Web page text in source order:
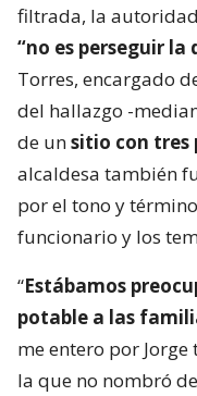
filtrada, la
“no es perseguir la
Torres, encargado
del hallazgo -
de unsitio con tres
alcaldesa también
por el tono y
funcionario y los
“Estábamos
potable a las
me entero por
la que no nombró